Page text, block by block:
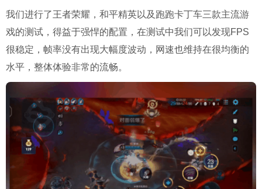
我们进行了王者荣耀，和平精英以及跑跑卡丁车三款主流游
戏的测试，得益于强悍的配置，在测试中我们可以发现FPS
很稳定，帧率没有出现大幅度波动，网速也维持在很均衡的
水平，整体体验非常的流畅。